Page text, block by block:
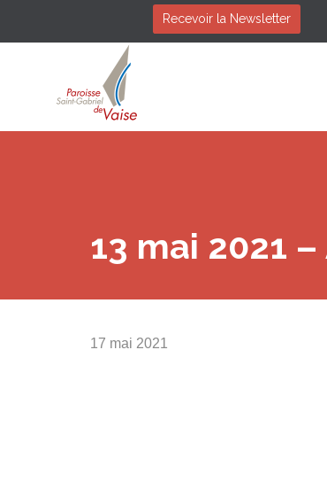
Recevoir la Newsletter
13 mai 2021
17 mai 2021